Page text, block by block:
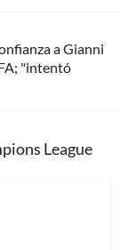
a Gianni
"intentó
League